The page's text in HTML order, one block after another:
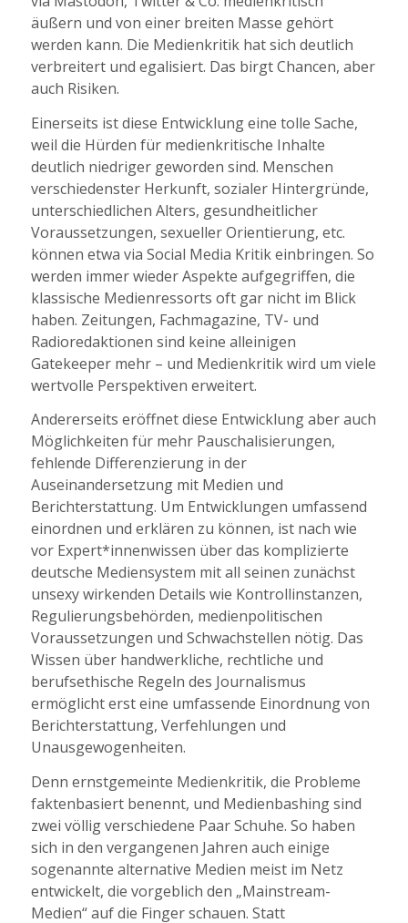
äußern und von einer breiten Masse gehört
werden kann. Die Medienkritik hat sich deutlich
verbreitert und egalisiert. Das birgt Chancen, aber
auch Risiken.
Einerseits ist diese Entwicklung eine tolle Sache,
weil die Hürden für medienkritische Inhalte
deutlich niedriger geworden sind. Menschen
verschiedenster Herkunft, sozialer Hintergründe,
unterschiedlichen Alters, gesundheitlicher
Voraussetzungen, sexueller Orientierung, etc.
können etwa via Social Media Kritik einbringen. So
werden immer wieder Aspekte aufgegriffen, die
klassische Medienressorts oft gar nicht im Blick
haben. Zeitungen, Fachmagazine, TV- und
Radioredaktionen sind keine alleinigen
Gatekeeper mehr – und Medienkritik wird um viele
wertvolle Perspektiven erweitert.
Andererseits eröffnet diese Entwicklung aber auch
Möglichkeiten für mehr Pauschalisierungen,
fehlende Differenzierung in der
Auseinandersetzung mit Medien und
Berichterstattung. Um Entwicklungen umfassend
einordnen und erklären zu können, ist nach wie
vor Expert*innenwissen über das komplizierte
deutsche Mediensystem mit all seinen zunächst
unsexy wirkenden Details wie Kontrollinstanzen,
Regulierungsbehörden, medienpolitischen
Voraussetzungen und Schwachstellen nötig. Das
Wissen über handwerkliche, rechtliche und
berufsethische Regeln des Journalismus
ermöglicht erst eine umfassende Einordnung von
Berichterstattung, Verfehlungen und
Unausgewogenheiten.
Denn ernstgemeinte Medienkritik, die Probleme
faktenbasiert benennt, und Medienbashing sind
zwei völlig verschiedene Paar Schuhe. So haben
sich in den vergangenen Jahren auch einige
sogenannte alternative Medien meist im Netz
entwickelt, die vorgeblich den „Mainstream-
Medien“ auf die Finger schauen. Statt